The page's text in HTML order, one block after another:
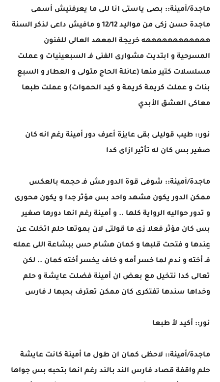
ماجدة/أمينة:: بصى ياستى انا للى ما يعرفنيش أسمى
ماجدة حسن زكى من مواليد 12/12 و مافيش داعى لذكر السنة
ههههههههههههه خريجة المعهد العالى للفنون
المسرحية و ابتديت مشوارى الفنى فـ السبعينيات و عملت
مسلسلات كتير منها (عائلة الحاج متولى و العطار و السبع
بنات و عملت كريمة كريمة و كيد الحموات) و عملت طبعا
معاكى العشق الأبدي
نور:: طيب قوليلى بقى عايزة أعرف دور أمينة رغم انه كان
صغير بس كان له تأثير ازاى كدا
ماجدة/أمينة:: شوفى قوة الدور مش فـ حجمه بالعكس
ممكن الدور يكون مشهد واحد بس مؤثر جدا و يكون محورى
و تدور حواليه الرواية كلها .. و أمينة رغم انها دورها صغير
بس كان مؤثر فعلا زى ما قولتى لان بموتها حلم اتخلت عن
عِندها و فتحت قلبها و كمان هشام حس ببشاعة اللى عمله
فـ أخته و ندم لما خسر أمه و خاف يخسر أخته كمان .. لكن
تعالى كدا نتخيل مع بعض ان أمينة فضلت عايشة و حلم
وخداها سندها تفتكرى كان ممكن تعترف بحبها لـ فارس
نور:: أكيد لأ طبعا
ماجدة/أمينة:: لاحظى كمان ان طول ما أمينة كانت عايشة
حلم واقفة قصاد فارس الند بالند رغم انها بتحبه بس جواها